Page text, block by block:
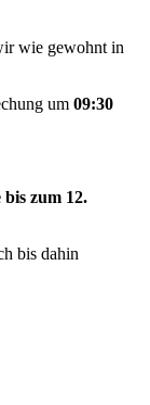
wie gewohnt in
um 09:30
zum 12.
bis dahin